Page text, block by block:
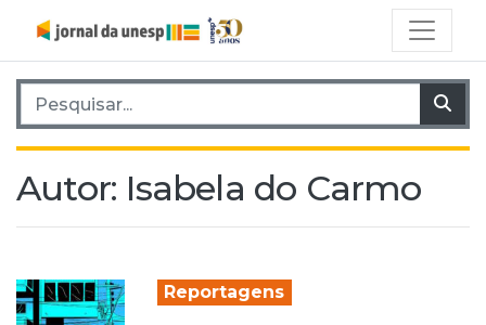
Pesquisar por:
Autor: Isabela do Carmo
Reportagens